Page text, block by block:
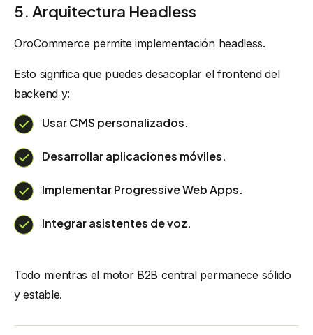
5. Arquitectura Headless
OroCommerce permite implementación headless.
Esto significa que puedes desacoplar el frontend del
backend y:
Usar CMS personalizados.
Desarrollar aplicaciones móviles.
Implementar Progressive Web Apps.
Integrar asistentes de voz.
Todo mientras el motor B2B central permanece sólido
y estable.